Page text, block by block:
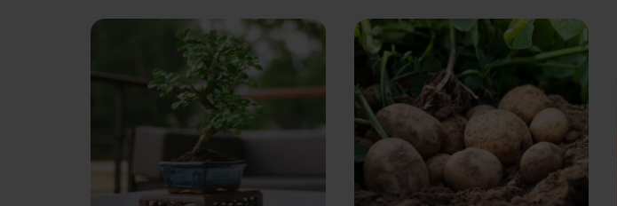
consommés
monde
raison
sa
polyvalence,
de